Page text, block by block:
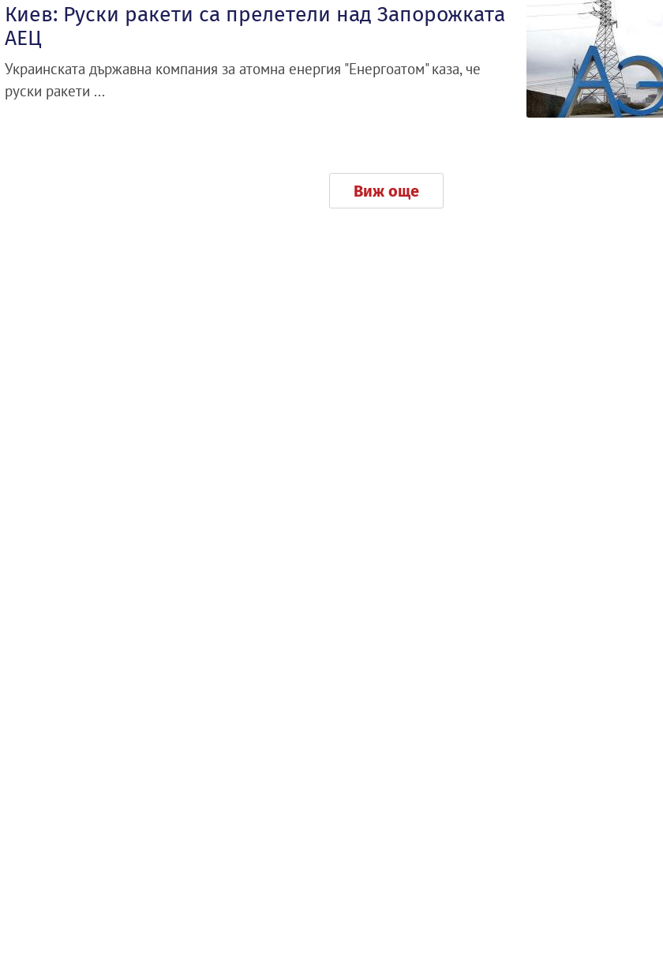
Киев: Руски ракети са прелетели над Запорожката
АЕЦ
Украинската държавна компания за атомна енергия "Енергоатом" каза, че
руски ракети ...
Виж още